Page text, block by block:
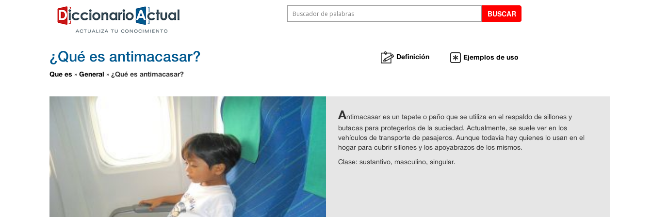
¿Qué es antimacasar?
Que es » General » ¿Qué es antimacasar?
Definición Ejemplos de uso
Antimacasar es un tapete o paño que se utiliza en el respaldo de sillones y
butacas para protegerlos de la suciedad. Actualmente, se suele ver en los
vehículos de transporte de pasajeros. Aunque todavía hay quienes lo usan en el
hogar para cubrir sillones y los apoyabrazos de los mismos.
Clase: sustantivo, masculino, singular.